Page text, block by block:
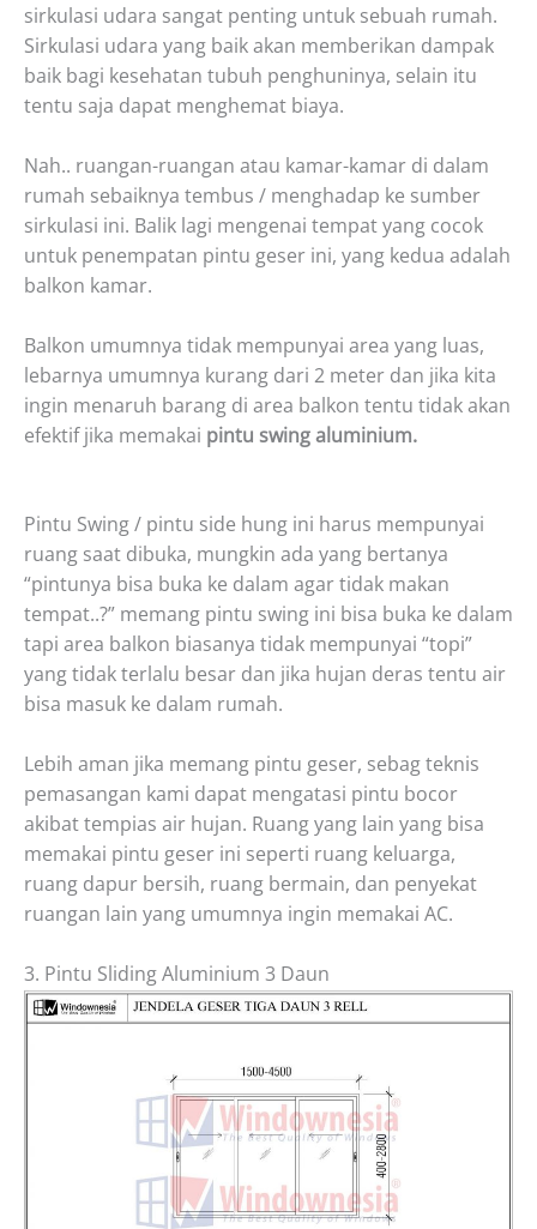
sirkulasi udara sangat penting untuk sebuah rumah.
Sirkulasi udara yang baik akan memberikan dampak
baik bagi kesehatan tubuh penghuninya, selain itu
tentu saja dapat menghemat biaya.
Nah.. ruangan-ruangan atau kamar-kamar di dalam
rumah sebaiknya tembus / menghadap ke sumber
sirkulasi ini. Balik lagi mengenai tempat yang cocok
untuk penempatan pintu geser ini, yang kedua adalah
balkon kamar.
Balkon umumnya tidak mempunyai area yang luas,
lebarnya umumnya kurang dari 2 meter dan jika kita
ingin menaruh barang di area balkon tentu tidak akan
efektif jika memakai pintu swing aluminium.
Pintu Swing / pintu side hung ini harus mempunyai
ruang saat dibuka, mungkin ada yang bertanya
“pintunya bisa buka ke dalam agar tidak makan
tempat..?” memang pintu swing ini bisa buka ke dalam
tapi area balkon biasanya tidak mempunyai “topi”
yang tidak terlalu besar dan jika hujan deras tentu air
bisa masuk ke dalam rumah.
Lebih aman jika memang pintu geser, sebag teknis
pemasangan kami dapat mengatasi pintu bocor
akibat tempias air hujan. Ruang yang lain yang bisa
memakai pintu geser ini seperti ruang keluarga,
ruang dapur bersih, ruang bermain, dan penyekat
ruangan lain yang umumnya ingin memakai AC.
3. Pintu Sliding Aluminium 3 Daun